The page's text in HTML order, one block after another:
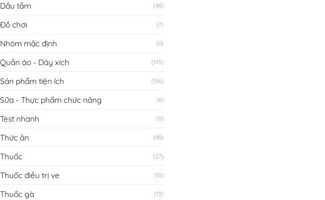
Dầu tắm (40)
Đồ chơi (7)
Nhóm mặc định (0)
Quần áo - Dây xích (175)
Sản phẩm tiện ích (156)
Sữa - Thực phẩm chức năng (6)
Test nhanh (0)
Thức ăn (90)
Thuốc (27)
Thuốc điều trị ve (10)
Thuốc gà (13)